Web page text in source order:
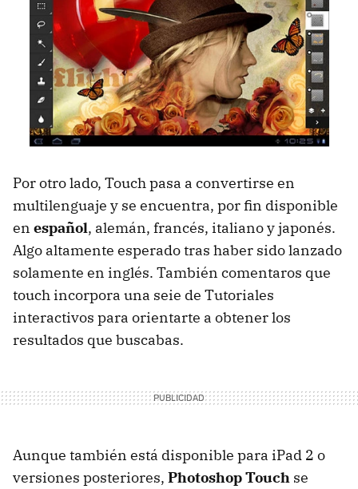
Por otro lado, Touch pasa a convertirse en
multilenguaje y se encuentra, por fin disponible
en español, alemán, francés, italiano y japonés.
Algo altamente esperado tras haber sido lanzado
solamente en inglés. También comentaros que
touch incorpora una seie de Tutoriales
interactivos para orientarte a obtener los
resultados que buscabas.
Aunque también está disponible para iPad 2 o
versiones posteriores, Photoshop Touch se